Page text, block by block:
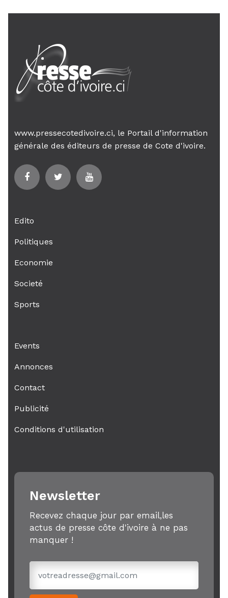
www.pressecotedivoire.ci, le Portail d'information
générale des éditeurs de presse de Cote d'ivoire.
Edito
Politiques
Economie
Societé
Sports
Events
Annonces
Contact
Publicité
Conditions d'utilisation
Newsletter
Recevez chaque jour par email,les
actus de presse côte d'ivoire à ne pas
manquer !